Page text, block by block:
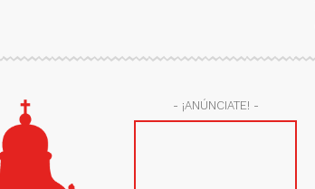
- ¡ANÚNCIATE! -